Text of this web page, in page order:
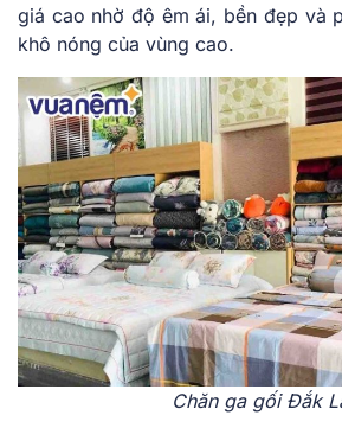
giá cao nhờ độ êm ái, bền đẹp và
khô nóng của vùng cao.
Chăn ga gối Đắk